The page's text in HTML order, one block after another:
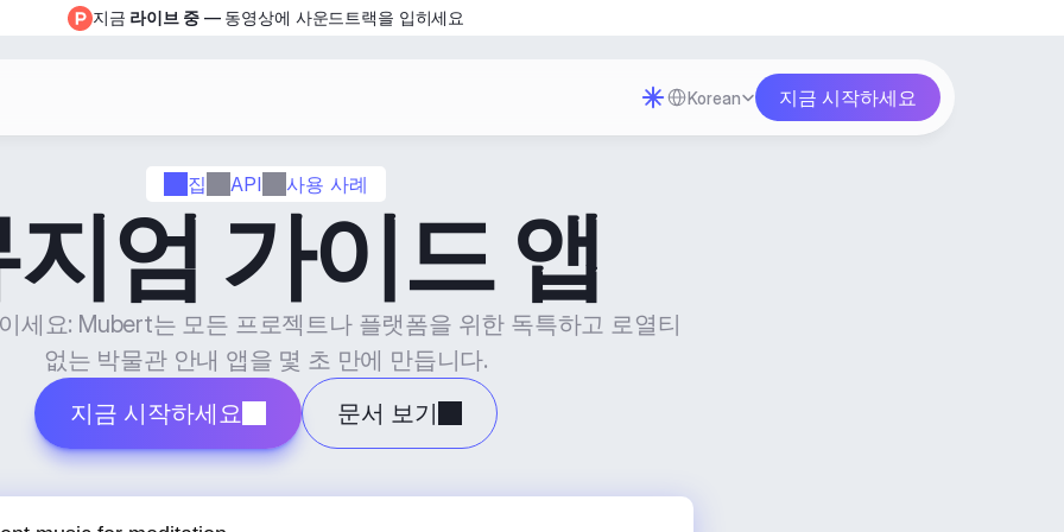
집 API 사용 사례
엄 가이드 앱
세요: Mubert는 모든 프로젝트나 플랫폼을 위한 독특하고 로열티
없는 박물관 안내 앱을 몇 초 만에 만듭니다.
지금 시작하세요
문서 보기
지금 라이브 중 — 동영상에 사운드트랙을 입히세요
Select Language
Korean 지금 시작하세요